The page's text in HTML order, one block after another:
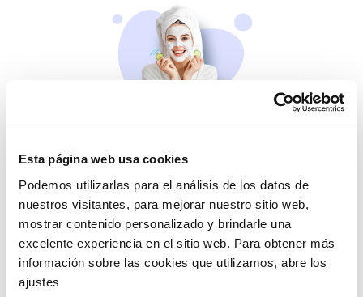
Esta página web usa cookies
Podemos utilizarlas para el análisis de los datos de
nuestros visitantes, para mejorar nuestro sitio web,
mostrar contenido personalizado y brindarle una
excelente experiencia en el sitio web. Para obtener más
información sobre las cookies que utilizamos, abre los
ajustes
Si no te mimas tú…